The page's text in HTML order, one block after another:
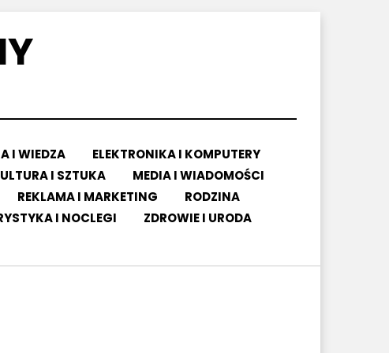
I WIEDZA
ELEKTRONIKA I KOMPUTERY
I SZTUKA
MEDIA I WIADOMOŚCI
REKLAMA I MARKETING
RODZINA
I NOCLEGI
ZDROWIE I URODA